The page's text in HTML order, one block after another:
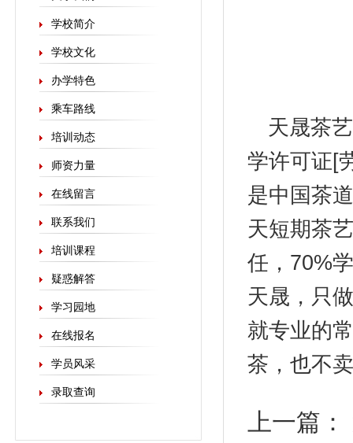
学校简介
学校文化
办学特色
乘车路线
培训动态
师资力量
在线留言
联系我们
培训课程
疑惑解答
学习园地
在线报名
学员风采
录取查询
天晟茶
学许可证[
是中国茶
天短期茶
任，70%
天晟，只
就专业的
茶，也不
上一篇：